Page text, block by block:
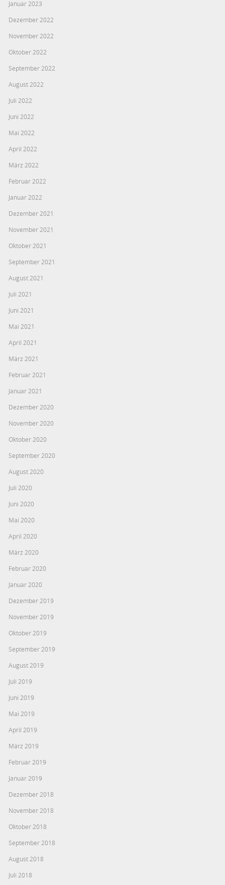
Januar 2023
Dezember 2022
November 2022
Oktober 2022
September 2022
August 2022
Juli 2022
Juni 2022
Mai 2022
April 2022
März 2022
Februar 2022
Januar 2022
Dezember 2021
November 2021
Oktober 2021
September 2021
August 2021
Juli 2021
Juni 2021
Mai 2021
April 2021
März 2021
Februar 2021
Januar 2021
Dezember 2020
November 2020
Oktober 2020
September 2020
August 2020
Juli 2020
Juni 2020
Mai 2020
April 2020
März 2020
Februar 2020
Januar 2020
Dezember 2019
November 2019
Oktober 2019
September 2019
August 2019
Juli 2019
Juni 2019
Mai 2019
April 2019
März 2019
Februar 2019
Januar 2019
Dezember 2018
November 2018
Oktober 2018
September 2018
August 2018
Juli 2018